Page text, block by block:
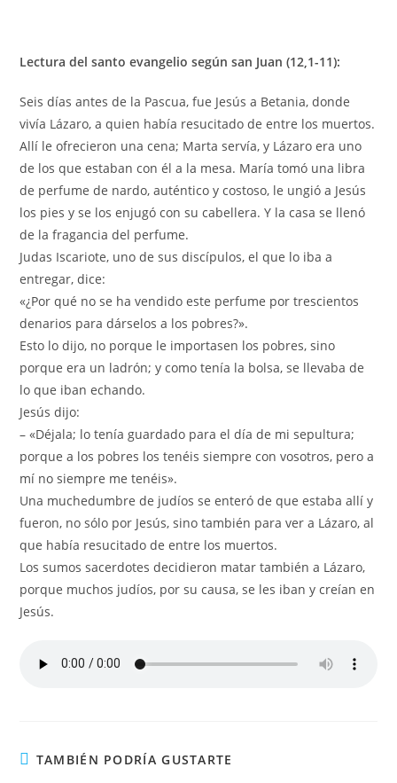
Lectura del santo evangelio según san Juan (12,1-11):
Seis días antes de la Pascua, fue Jesús a Betania, donde
vivía Lázaro, a quien había resucitado de entre los muertos.
Allí le ofrecieron una cena; Marta servía, y Lázaro era uno
de los que estaban con él a la mesa. María tomó una libra
de perfume de nardo, auténtico y costoso, le ungió a Jesús
los pies y se los enjugó con su cabellera. Y la casa se llenó
de la fragancia del perfume.
Judas Iscariote, uno de sus discípulos, el que lo iba a
entregar, dice:
«¿Por qué no se ha vendido este perfume por trescientos
denarios para dárselos a los pobres?».
Esto lo dijo, no porque le importasen los pobres, sino
porque era un ladrón; y como tenía la bolsa, se llevaba de
lo que iban echando.
Jesús dijo:
– «Déjala; lo tenía guardado para el día de mi sepultura;
porque a los pobres los tenéis siempre con vosotros, pero a
mí no siempre me tenéis».
Una muchedumbre de judíos se enteró de que estaba allí y
fueron, no sólo por Jesús, sino también para ver a Lázaro, al
que había resucitado de entre los muertos.
Los sumos sacerdotes decidieron matar también a Lázaro,
porque muchos judíos, por su causa, se les iban y creían en
Jesús.
TAMBIÉN PODRÍA GUSTARTE